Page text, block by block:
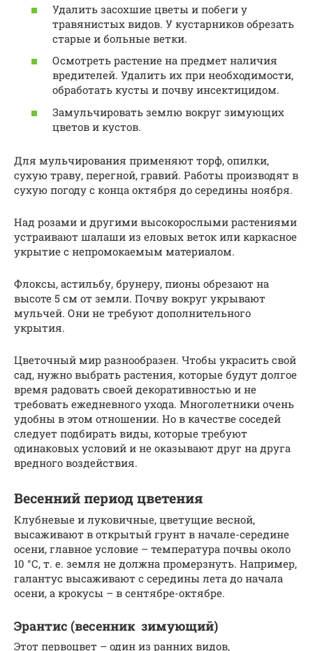
Удалить засохшие цветы и побеги у
травянистых видов. У кустарников обрезать
старые и больные ветки.
Осмотреть растение на предмет наличия
вредителей. Удалить их при необходимости,
обработать кусты и почву инсектицидом.
Замульчировать землю вокруг зимующих
цветов и кустов.
Для мульчирования применяют торф, опилки,
сухую траву, перегной, гравий. Работы производят в
сухую погоду с конца октября до середины ноября.
Над розами и другими высокорослыми растениями
устраивают шалаши из еловых веток или каркасное
укрытие с непромокаемым материалом.
Флоксы, астильбу, брунеру, пионы обрезают на
высоте 5 см от земли. Почву вокруг укрывают
мульчей. Они не требуют дополнительного
укрытия.
Цветочный мир разнообразен. Чтобы украсить свой
сад, нужно выбрать растения, которые будут долгое
время радовать своей декоративностью и не
требовать ежедневного ухода. Многолетники очень
удобны в этом отношении. Но в качестве соседей
следует подбирать виды, которые требуют
одинаковых условий и не оказывают друг на друга
вредного воздействия.
Весенний период цветения
Клубневые и луковичные, цветущие весной,
высаживают в открытый грунт в начале-середине
осени, главное условие – температура почвы около
10 °С, т. е. земля не должна промерзнуть. Например,
галантус высаживают с середины лета до начала
осени, а крокусы – в сентябре-октябре.
Эрантис (весенник зимующий)
Этот первоцвет – один из ранних видов,